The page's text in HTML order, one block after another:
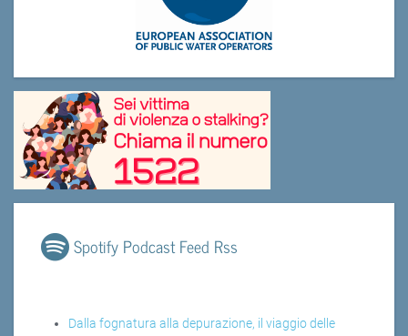
Spotify Podcast Feed Rss
Dalla fognatura alla depurazione, il viaggio delle